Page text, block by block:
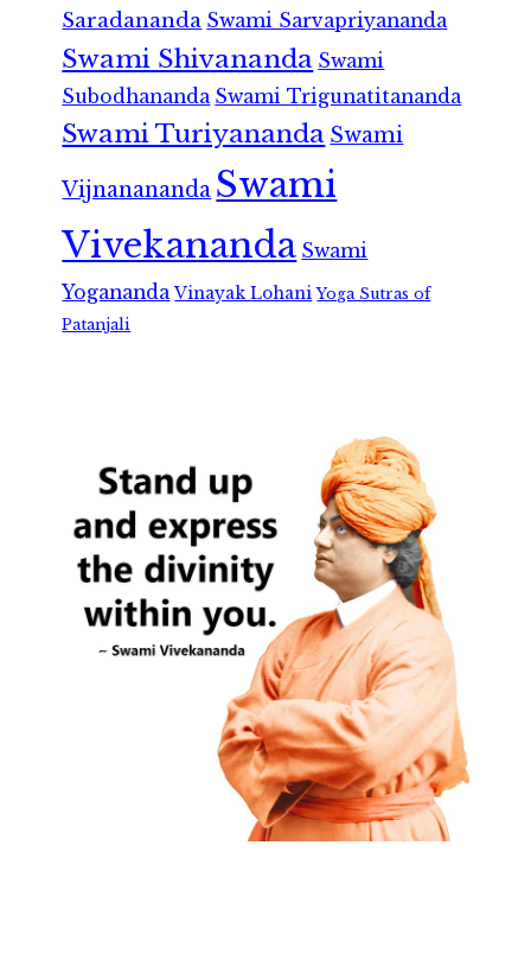
Saradananda Swami Sarvapriyananda
Swami Shivananda Swami
Subodhananda Swami Trigunatitananda
Swami Turiyananda Swami
Vijnanananda Swami
Vivekananda Swami
Yogananda Vinayak Lohani Yoga Sutras of
Patanjali